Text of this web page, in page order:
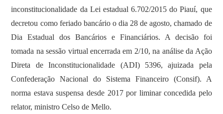
inconstitucionalidade da Lei estadual 6.702/2015 do Piauí, que
decretou como feriado bancário o dia 28 de agosto, chamado de
Dia Estadual dos Bancários e Financiários. A decisão foi
tomada na sessão virtual encerrada em 2/10, na análise da Ação
Direta de Inconstitucionalidade (ADI) 5396, ajuizada pela
Confederação Nacional do Sistema Financeiro (Consif). A
norma estava suspensa desde 2017 por liminar concedida pelo
relator, ministro Celso de Mello.